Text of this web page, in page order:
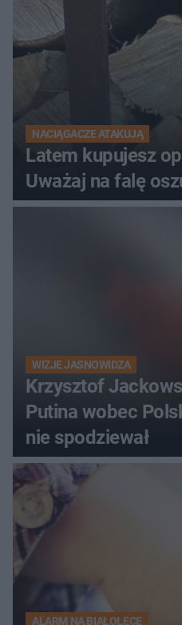
NACIĄGACZE ATAKUJĄ
Latem kupujesz
Uważaj na falę
WIZJE JASNOWIDZA
Krzysztof
Putina wobec
nie spodziewał
ALARM NA BIAŁOŁĘCE